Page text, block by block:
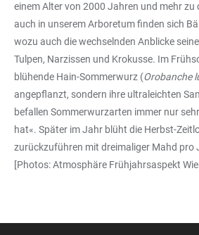
einem Alter von 2000 Jahren und mehr
auch in unserem Arboretum finden sich
wozu auch die wechselnden Anblicke
Tulpen, Narzissen und Krokusse. Im
blühende Hain-Sommerwurz (Orobanche
angepflanzt, sondern ihre ultraleichten
befallen Sommerwurzarten immer nur
hat«. Später im Jahr blüht die Herbst-
zurückzuführen mit dreimaliger Mahd pro
[Photos: Atmosphäre Frühjahrsaspekt